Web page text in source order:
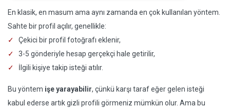
En klasik, en masum ama aynı zamanda en çok kullanılan yöntem.
Sahte bir profil açılır, genellikle:
Çekici bir profil fotoğrafı eklenir,
3-5 gönderiyle hesap gerçekçi hale getirilir,
İlgili kişiye takip isteği atılır.
Bu yöntem işe yarayabilir, çünkü karşı taraf eğer gelen isteği
kabul ederse artık gizli profili görmeniz mümkün olur. Ama bu